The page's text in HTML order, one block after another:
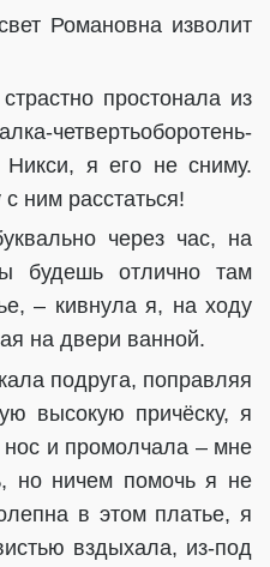
Романовна изволит
простонала из
Никси, я его не сниму.
ним расстаться!
через час, на
будешь отлично там
– кивнула я, на ходу
на двери ванной.
подруга, поправляя
высокую причёску, я
и промолчала – мне
но ничем помочь я не
в этом платье, я
вздыхала, из-под